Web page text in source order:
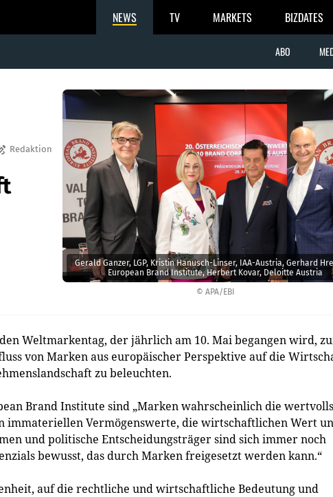
NEWS TV MARKETS BIZDATES
ABO
© APA/EBI
Gerald Ganzer, LGP, Kristin Hanusch-Linser, IAA-Austria, Gerhard
European Brand Institute, Herbert Kovar, Deloitte Austria
Redaktion
Weltmarkentag, der jährlich am 10. Mai begangen wird,
von Marken aus europäischer Perspektive auf die
zu beleuchten.
Brand Institute sind „Marken wahrscheinlich die
immateriellen Vermögenswerte, die wirtschaftlichen Wert
und politische Entscheidungsträger sind sich immer noch
bewusst, das durch Marken freigesetzt werden kann.“
auf die rechtliche und wirtschaftliche Bedeutung und